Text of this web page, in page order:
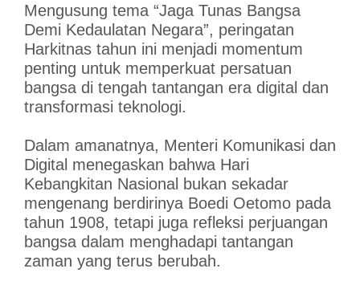
Mengusung tema “Jaga Tunas Bangsa
Demi Kedaulatan Negara”, peringatan
Harkitnas tahun ini menjadi momentum
penting untuk memperkuat persatuan
bangsa di tengah tantangan era digital dan
transformasi teknologi.
Dalam amanatnya, Menteri Komunikasi dan
Digital menegaskan bahwa Hari
Kebangkitan Nasional bukan sekadar
mengenang berdirinya Boedi Oetomo pada
tahun 1908, tetapi juga refleksi perjuangan
bangsa dalam menghadapi tantangan
zaman yang terus berubah.